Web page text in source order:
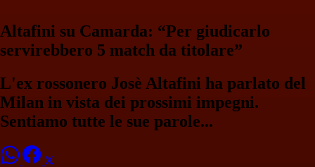
Altafini su Camarda: “Per giudicarlo
servirebbero 5 match da titolare”
L'ex rossonero Josè Altafini ha parlato del
Milan in vista dei prossimi impegni.
Sentiamo tutte le sue parole...